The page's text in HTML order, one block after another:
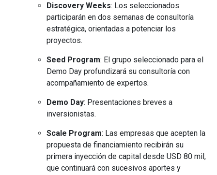
Discovery Weeks: Los seleccionados
participarán en dos semanas de consultoría
estratégica, orientadas a potenciar los
proyectos.
Seed Program: El grupo seleccionado para el
Demo Day profundizará su consultoría con
acompañamiento de expertos.
Demo Day: Presentaciones breves a
inversionistas.
Scale Program: Las empresas que acepten la
propuesta de financiamiento recibirán su
primera inyección de capital desde USD 80 mil,
que continuará con sucesivos aportes y